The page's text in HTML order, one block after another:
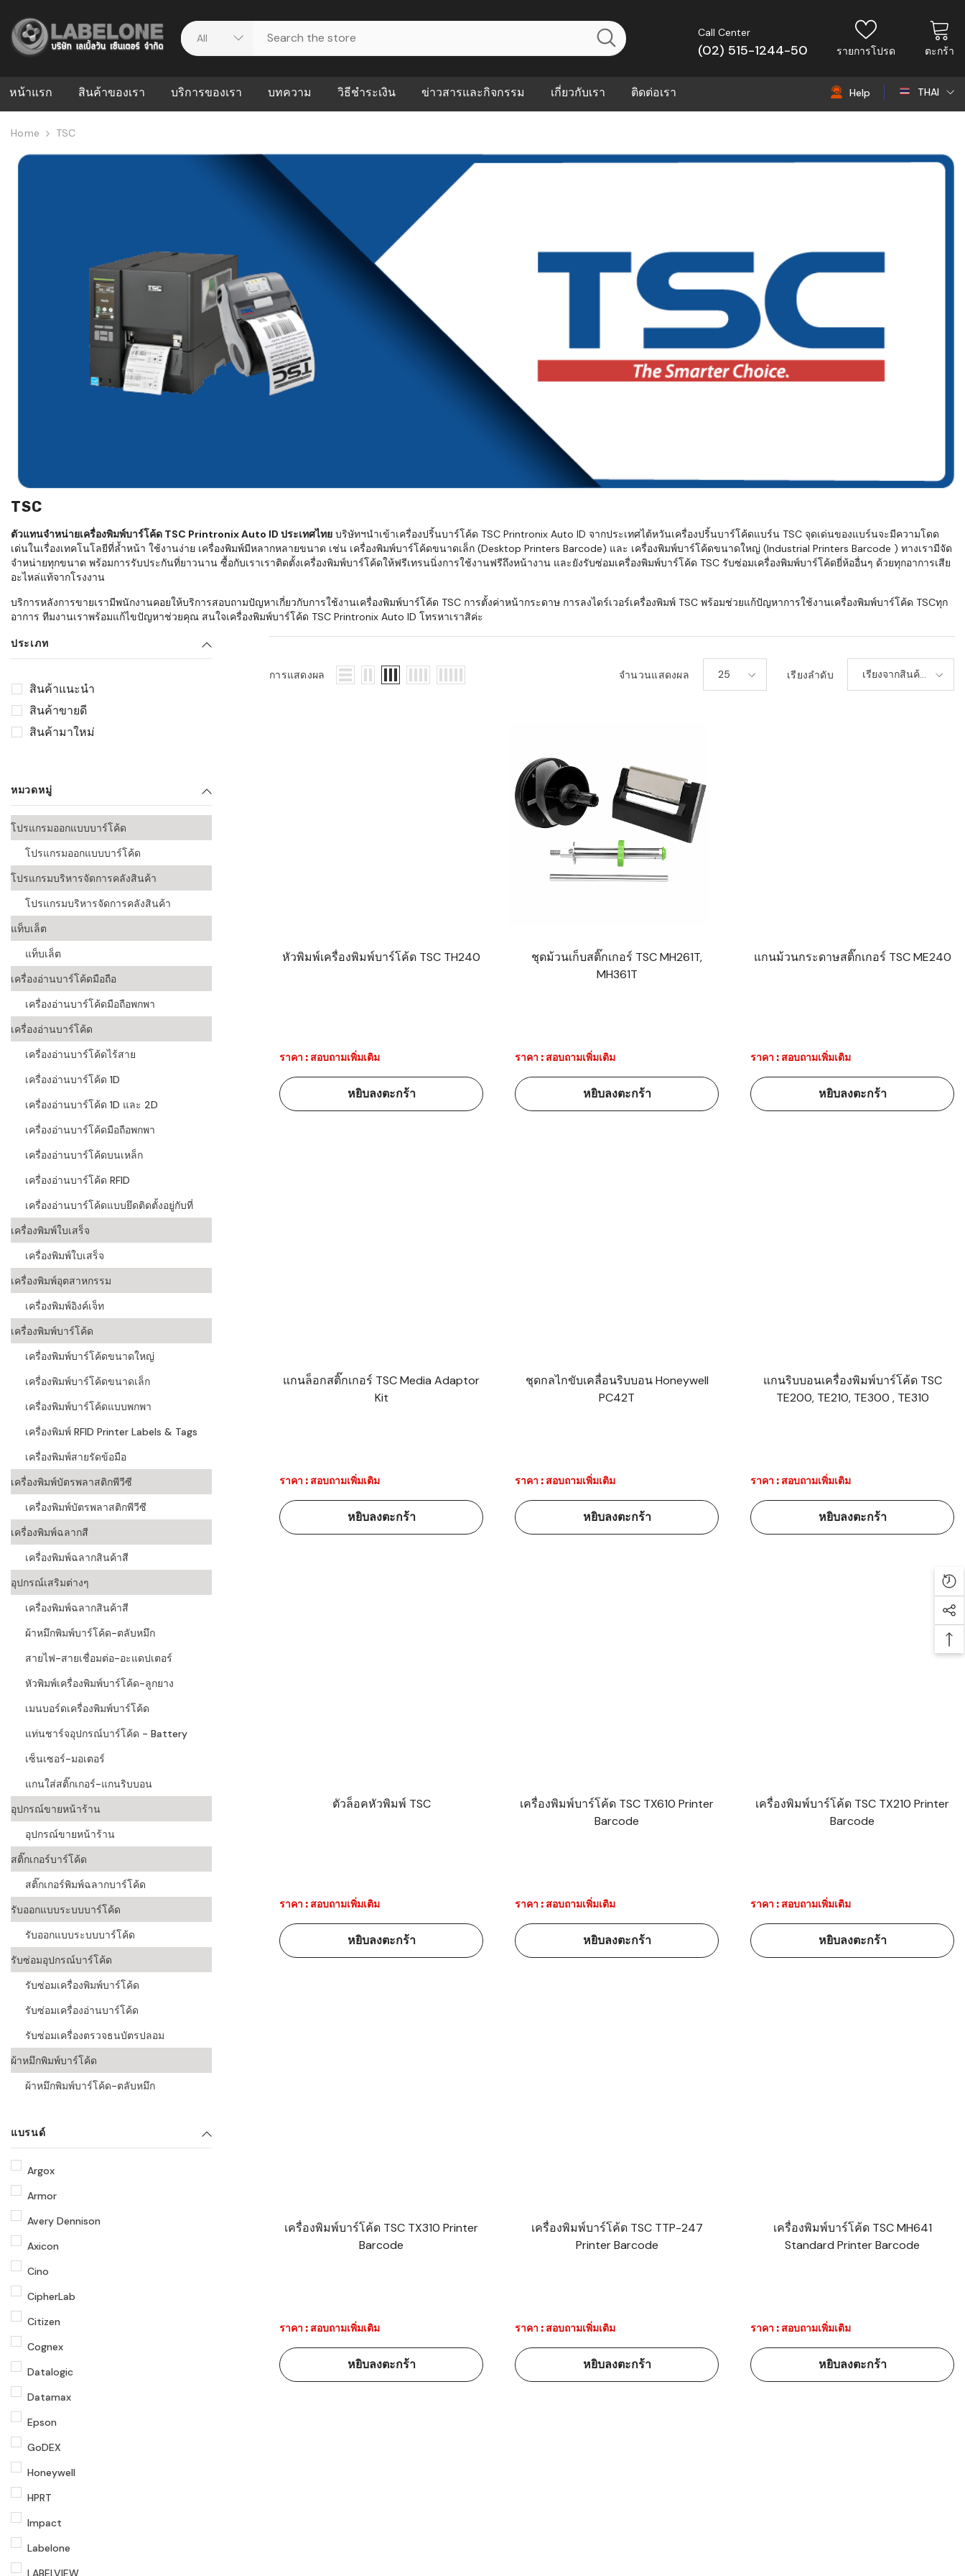
Call Center
(02) 515-1244-50 รายการโปรด ตะกร้า
หน้าแรก สินค้าของเรา บริการของเรา บทความ
บริหารคลังสินค้าที่ช่วยลด
ความผิดพลาดและควบคุม
สต็อกแบบ Real-time
ปัญหาคลังสินค้าที่บอกว่า
ธุรกิจของคุณควรเริ่มใช้
WMS กับ ERP ต่างกัน
อย่างไร? ทำไมหลายธุรกิจ
ต้องใช้ร่วมกัน
ใช้ Excel คุมสต็อก กับใช้
WMS ต่างกันอย่างไร?
แบบไหนเหมาะกับธุรกิจที่
กำลังเติบโต
อย่างไร
WMS สำหรับธุรกิจ 3PL,
ความเร็วในการจัดส่ง
แนะนำ Checklist ก่อน
ควรเตรียมข้อมูลอะไรบ้าง
อุตสาหกรรมเสื้อผ้า
อุตสาหกรรมเคมี
ระบบบาร์โค้ดในด้านการ
แพทย์
หลักการของบาร์โค้ด
วิธีชำระเงิน ข่าวสารและกิจกรรม เกี่ยวกับเรา ติดต่อเรา Help THAI
Home TSC
TSC
ตัวแทนจำหน่ายเครื่องพิมพ์บาร์โค้ด TSC Printronix Auto ID ประเทศไทย บริษัทฯนำเข้าเครื่องปริ้นบาร์โค้ด TSC Printronix Auto ID จากประเทศไต้หวันเครื่องปริ้นบาร์โค้ดแบร์น TSC จุดเด่นของแบร์นจะมีความโดด
เด่นในเรื่องเทคโนโลยีที่ล้ำหน้า ใช้งานง่าย เครื่องพิมพ์มีหลากหลายขนาด เช่น เครื่องพิมพ์บาร์โค้ดขนาดเล็ก (Desktop Printers Barcode) และ เครื่องพิมพ์บาร์โค้ดขนาดใหญ่ (Industrial Printers Barcode ) ทางเรามีจัด
จำหน่ายทุกขนาด พร้อมการรับประกันที่ยาวนาน ซื้อกับเราเราติดตั้งเครื่องพิมพ์บาร์โค้ดให้ฟรีเทรนนิ่งการใช้งานฟรีถึงหน้างาน และยังรับซ่อมเครื่องพิมพ์บาร์โค้ด TSC รับซ่อมเครื่องพิมพ์บาร์โค้ดยี่ห้ออื่นๆ ด้วยทุกอาการเสีย
อะไหล่แท้จากโรงงาน
บริการหลังการขายเรามีพนักงานคอยให้บริการสอบถามปัญหาเกี่ยวกับการใช้งานเครื่องพิมพ์บาร์โค้ด TSC การตั้งค่าหน้ากระดาษ การลงไดร์เวอร์เครื่องพิมพ์ TSC พร้อมช่วยแก้ปัญหาการใช้งานเครื่องพิมพ์บาร์โค้ด TSCทุก
อาการ ทีมงานเราพร้อมแก้ไขปัญหาช่วยคุณ สนใจเครื่องพิมพ์บาร์โค้ด TSC Printronix Auto ID โทรหาเราสิค่ะ
ประเภท
สินค้าแนะนำ
สินค้าขายดี
สินค้ามาใหม่
หมวดหมู่
โปรแกรมออกแบบบาร์โค้ด
โปรแกรมออกแบบบาร์โค้ด
โปรแกรมบริหารจัดการคลังสินค้า
โปรแกรมบริหารจัดการคลังสินค้า
แท็บเล็ต
แท็บเล็ต
เครื่องอ่านบาร์โค้ดมือถือ
เครื่องอ่านบาร์โค้ดมือถือพกพา
เครื่องอ่านบาร์โค้ด
เครื่องอ่านบาร์โค้ดไร้สาย
เครื่องอ่านบาร์โค้ด 1D
เครื่องอ่านบาร์โค้ด 1D และ 2D
เครื่องอ่านบาร์โค้ดมือถือพกพา
เครื่องอ่านบาร์โค้ดบนเหล็ก
เครื่องอ่านบาร์โค้ด RFID
เครื่องอ่านบาร์โค้ดแบบยึดติดตั้งอยู่กับที่
เครื่องพิมพ์ใบเสร็จ
เครื่องพิมพ์ใบเสร็จ
เครื่องพิมพ์อุตสาหกรรม
เครื่องพิมพ์อิงค์เจ็ท
เครื่องพิมพ์บาร์โค้ด
เครื่องพิมพ์บาร์โค้ดขนาดใหญ่
เครื่องพิมพ์บาร์โค้ดขนาดเล็ก
เครื่องพิมพ์บาร์โค้ดแบบพกพา
เครื่องพิมพ์ RFID Printer Labels & Tags
เครื่องพิมพ์สายรัดข้อมือ
เครื่องพิมพ์บัตรพลาสติกพีวีซี
เครื่องพิมพ์บัตรพลาสติกพีวีซี
เครื่องพิมพ์ฉลากสี
เครื่องพิมพ์ฉลากสินค้าสี
อุปกรณ์เสริมต่างๆ
เครื่องพิมพ์ฉลากสินค้าสี
ผ้าหมึกพิมพ์บาร์โค้ด-ตลับหมึก
สายไฟ-สายเชื่อมต่อ-อะแดปเตอร์
หัวพิมพ์เครื่องพิมพ์บาร์โค้ด-ลูกยาง
เมนบอร์ดเครื่องพิมพ์บาร์โค้ด
แท่นชาร์จอุปกรณ์บาร์โค้ด - Battery
เซ็นเซอร์-มอเตอร์
แกนใส่สติ๊กเกอร์-แกนริบบอน
อุปกรณ์ขายหน้าร้าน
อุปกรณ์ขายหน้าร้าน
สติ๊กเกอร์บาร์โค้ด
สติ๊กเกอร์พิมพ์ฉลากบาร์โค้ด
รับออกแบบระบบบาร์โค้ด
รับออกแบบระบบบาร์โค้ด
รับซ่อมอุปกรณ์บาร์โค้ด
รับซ่อมเครื่องพิมพ์บาร์โค้ด
รับซ่อมเครื่องอ่านบาร์โค้ด
รับซ่อมเครื่องตรวจธนบัตรปลอม
ผ้าหมึกพิมพ์บาร์โค้ด
ผ้าหมึกพิมพ์บาร์โค้ด-ตลับหมึก
แบรนด์
Argox
Armor
Avery Dennison
Axicon
Cino
CipherLab
Citizen
Cognex
Datalogic
Datamax
Epson
GoDEX
Honeywell
HPRT
Impact
Labelone
LABELVIEW
การแสดงผล จำนวนแสดงผล 25 เรียงลำดับ
เรียงจากสินค้า
ใหม่-เก่า
หัวพิมพ์เครื่องพิมพ์บาร์โค้ด TSC TH240
ราคา : สอบถามเพิ่มเติม
หยิบลงตะกร้า
ชุดม้วนเก็บสติ๊กเกอร์ TSC MH261T,
MH361T
ราคา : สอบถามเพิ่มเติม
หยิบลงตะกร้า
แกนม้วนกระดาษสติ๊กเกอร์ TSC ME240
ราคา : สอบถามเพิ่มเติม
หยิบลงตะกร้า
แกนล็อกสติ๊กเกอร์ TSC Media Adaptor
Kit
ราคา : สอบถามเพิ่มเติม
หยิบลงตะกร้า
ชุดกลไกขับเคลื่อนริบบอน Honeywell
PC42T
ราคา : สอบถามเพิ่มเติม
หยิบลงตะกร้า
แกนริบบอนเครื่องพิมพ์บาร์โค้ด TSC
TE200, TE210, TE300 , TE310
ราคา : สอบถามเพิ่มเติม
หยิบลงตะกร้า
ตัวล็อคหัวพิมพ์ TSC
ราคา : สอบถามเพิ่มเติม
หยิบลงตะกร้า
เครื่องพิมพ์บาร์โค้ด TSC TX610 Printer
Barcode
ราคา : สอบถามเพิ่มเติม
หยิบลงตะกร้า
เครื่องพิมพ์บาร์โค้ด TSC TX210 Printer
Barcode
ราคา : สอบถามเพิ่มเติม
หยิบลงตะกร้า
เครื่องพิมพ์บาร์โค้ด TSC TX310 Printer
Barcode
ราคา : สอบถามเพิ่มเติม
หยิบลงตะกร้า
เครื่องพิมพ์บาร์โค้ด TSC TTP-247
Printer Barcode
ราคา : สอบถามเพิ่มเติม
หยิบลงตะกร้า
เครื่องพิมพ์บาร์โค้ด TSC MH641
Standard Printer Barcode
ราคา : สอบถามเพิ่มเติม
หยิบลงตะกร้า